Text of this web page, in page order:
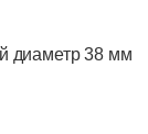
диаметр 38 мм